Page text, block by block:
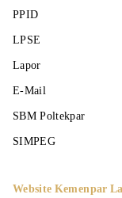
PPID
LPSE
Lapor
E-Mail
SBM Poltekpar
SIMPEG
Website Kemenpar